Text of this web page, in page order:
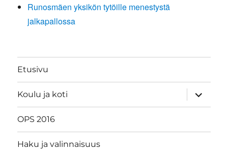
Runosmäen yksikön tytöille menestystä
jalkapallossa
Etusivu
Koulu ja koti
näytä
OPS 2016
Haku ja valinnaisuus